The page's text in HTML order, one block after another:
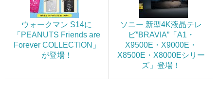
ウォークマン S14に
「PEANUTS Friends are
Forever COLLECTION」
が登場！
ソニー 新型4K液晶テレ
ビ”BRAVIA”「A1・
X9500E・X9000E・
X8500E・X8000Eシリー
ズ」登場！